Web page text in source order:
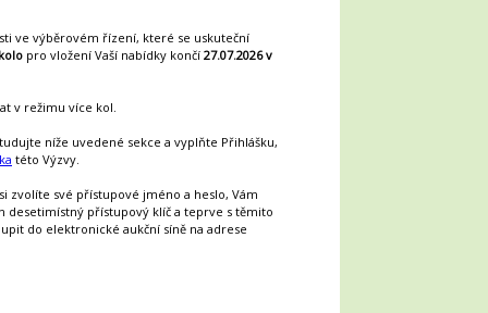
ve výběrovém řízení, které se uskuteční
pro vložení Vaší nabídky končí 27.07.2026 v
v režimu více kol.
níže uvedené sekce a vyplňte Přihlášku,
této Výzvy.
zvolíte své přístupové jméno a heslo, Vám
desetimístný přístupový klíč a teprve s těmito
do elektronické aukční síně na adrese